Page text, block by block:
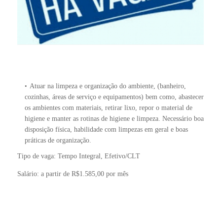
Atuar na limpeza e organização do ambiente, (banheiro,
cozinhas, áreas de serviço e equipamentos) bem como, abastecer
os ambientes com materiais, retirar lixo, repor o material de
higiene e manter as rotinas de higiene e limpeza. Necessário boa
disposição física, habilidade com limpezas em geral e boas
práticas de organização.
Tipo de vaga: Tempo Integral, Efetivo/CLT
Salário: a partir de R$1.585,00 por mês